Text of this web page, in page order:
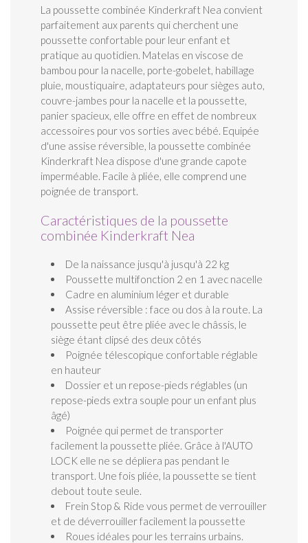
La poussette combinée Kinderkraft Nea convient
parfaitement aux parents qui cherchent une
poussette confortable pour leur enfant et
pratique au quotidien. Matelas en viscose de
bambou pour la nacelle, porte-gobelet, habillage
pluie, moustiquaire, adaptateurs pour sièges auto,
couvre-jambes pour la nacelle et la poussette,
panier spacieux, elle offre en effet de nombreux
accessoires pour vos sorties avec bébé. Equipée
d'une assise réversible, la poussette combinée
Kinderkraft Nea dispose d'une grande capote
imperméable. Facile à pliée, elle comprend une
poignée de transport.
Caractéristiques de la poussette
combinée Kinderkraft Nea
De la naissance jusqu'à jusqu'à 22 kg
Poussette multifonction 2 en 1 avec nacelle
Cadre en aluminium léger et durable
Assise réversible : face ou dos à la route. La
poussette peut être pliée avec le châssis, le
siège étant clipsé des deux côtés
Poignée télescopique confortable réglable
en hauteur
Dossier et un repose-pieds réglables (un
repose-pieds extra souple pour un enfant plus
âgé)
Poignée qui permet de transporter
facilement la poussette pliée. Grâce à l'AUTO
LOCK elle ne se dépliera pas pendant le
transport. Une fois pliée, la poussette se tient
debout toute seule.
Frein Stop & Ride vous permet de verrouiller
et de déverrouiller facilement la poussette
Roues idéales pour les terrains urbains.